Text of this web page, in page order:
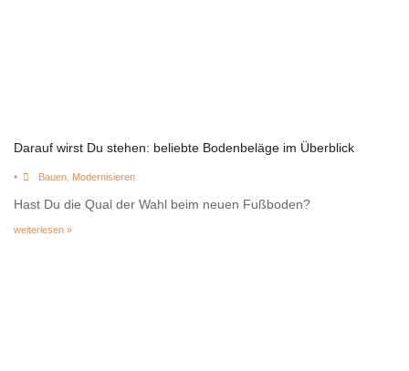
Darauf wirst Du stehen: beliebte Bodenbeläge im Überblick
• Bauen, Modernisieren
Hast Du die Qual der Wahl beim neuen Fußboden?
weiterlesen »